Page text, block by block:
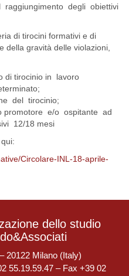
degli obiettivi
di tirocini formativi e di
della gravità delle violazioni,
di tirocinio in lavoro
del tirocinio;
promotore e/o ospitante ad
12/18 mesi
Circolare-INL-18-aprile-
dello studio
20122 Milano (Italy)
55.19.59.47 – Fax +39 02